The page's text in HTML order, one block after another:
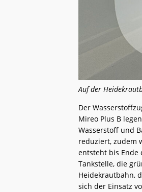
Auf der
Der
Mireo Plus B
Wasserstoff und
reduziert, zudem
entsteht bis Ende
Tankstelle, die
Heidekrautbahn,
sich der Einsatz